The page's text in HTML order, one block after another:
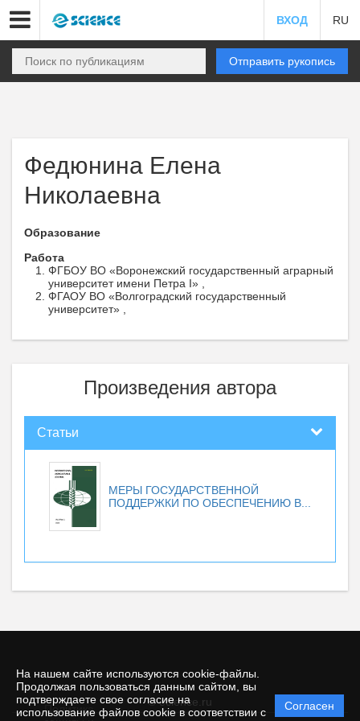
На нашем сайте используются cookie-файлы.
Продолжая пользоваться данным сайтом, вы
подтверждаете свое согласие на
использование файлов cookie в соответствии с
Согласен
ВХОД RU
Отправить рукопись
Федюнина Елена
Николаевна
Образование
Работа
ФГБОУ ВО «Воронежский государственный аграрный
университет имени Петра I» ,
ФГАОУ ВО «Волгоградский государственный
университет» ,
Произведения автора
Статьи
МЕРЫ ГОСУДАРСТВЕННОЙ
ПОДДЕРЖКИ ПО ОБЕСПЕЧЕНИЮ В...
© ecience.ru
Политика